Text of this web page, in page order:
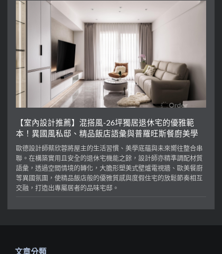
【室內設計推薦】混搭風-26坪獨居退休宅的優雅範
本！異國風私邸、精品飯店語彙與普羅旺斯餐廚美學
歐德設計師蔡欣蓉將屋主的生活習慣、美學底蘊與未來嚮往整合串
聯。在構築實用且安全的退休宅機能之餘，設計師亦精準調配材質
語彙，透過空間情境的轉化，大膽形塑美式壁爐電視牆、歐美餐廚
等異國氛圍，使精品飯店般的優雅質感與度假住宅的放鬆節奏相互
交融，打造出專屬居者的品味宅邸。
文章分類